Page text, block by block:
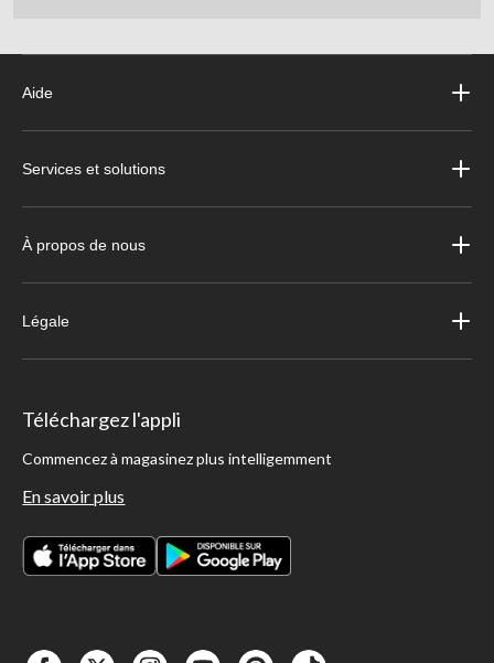
Aide
Services et solutions
À propos de nous
Légale
Téléchargez l'appli
Commencez à magasinez plus intelligemment
En savoir plus